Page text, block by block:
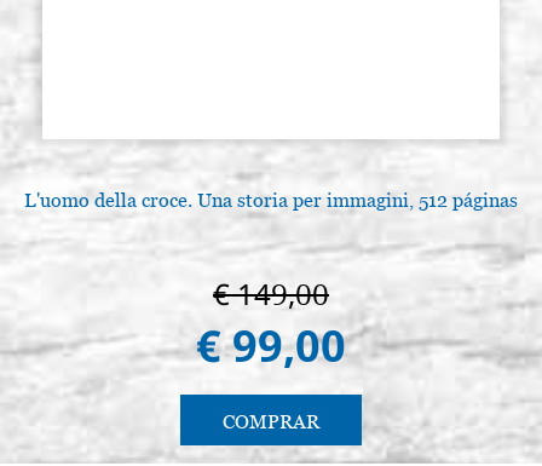
L'uomo della croce. Una storia per immagini, 512 páginas
€ 149,00
€ 99,00
COMPRAR